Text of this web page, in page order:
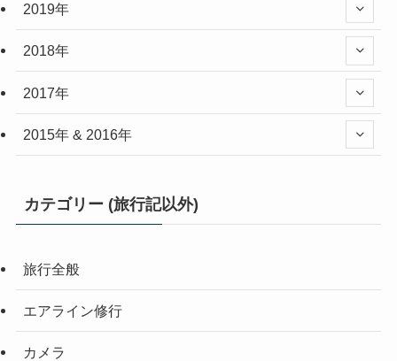
2019年
2018年
2017年
2015年 & 2016年
カテゴリー (旅行記以外)
旅行全般
エアライン修行
カメラ